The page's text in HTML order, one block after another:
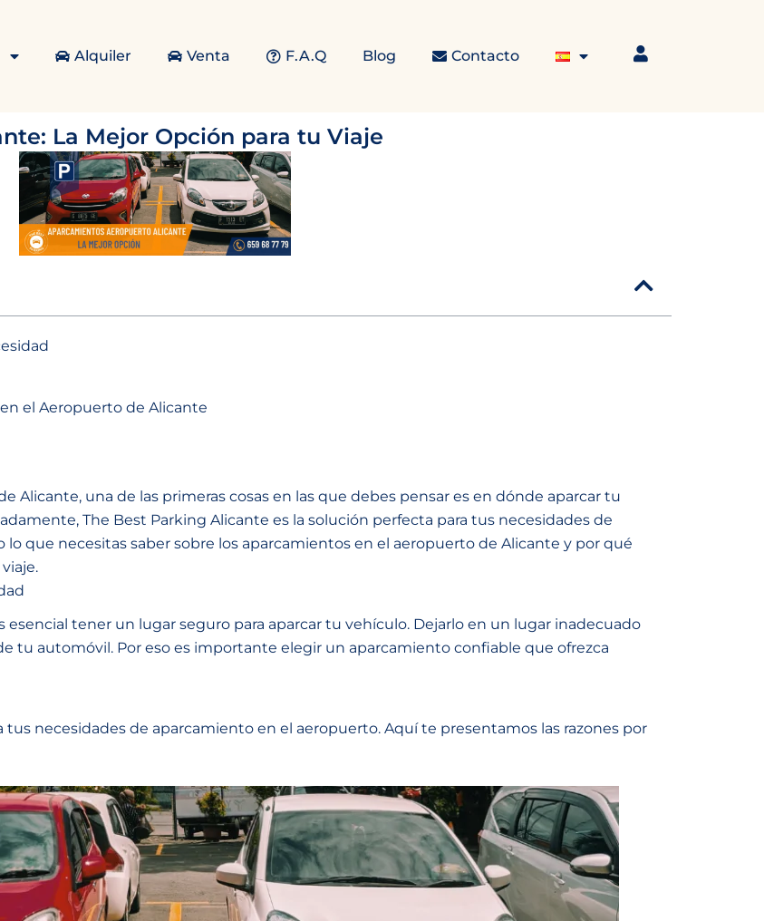
Alquiler Venta F.A.Q Blog Contacto
La Mejor Opción para tu Viaje
el Aeropuerto de Alicante
Alicante, una de las primeras cosas en las que debes pensar es en dónde aparcar tu
The Best Parking Alicante es la solución perfecta para tus necesidades de
que necesitas saber sobre los aparcamientos en el aeropuerto de Alicante y por qué
esencial tener un lugar seguro para aparcar tu vehículo. Dejarlo en un lugar inadecuado
tu automóvil. Por eso es importante elegir un aparcamiento confiable que ofrezca
necesidades de aparcamiento en el aeropuerto. Aquí te presentamos las razones por